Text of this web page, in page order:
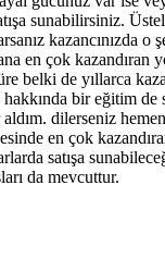
sunabilirsiniz.
kazancınızda o
en çok kazandıran
belki de yıllarca
bir eğitim de
dilerseniz
en çok
satışa
da mevcuttur.